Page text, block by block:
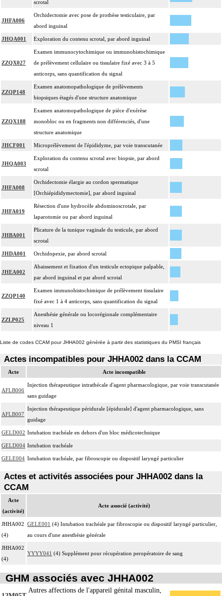
scrotal
JHFA006
Orchidectomie avec pose de prothèse testiculaire, par
abord inguinal
JHQA001 Exploration du contenu scrotal, par abord inguinal
ZZQX027
Examen immunocytochimique ou immunohistochimique
de prélèvement cellulaire ou tissulaire fixé avec 3 à 5
anticorps, sans quantification du signal
ZZQP148
Examen anatomopathologique de prélèvements
biopsiques étagés d'une structure anatomique
ZZQX188
Examen anatomopathologique de pièce d'exérèse
monobloc ou en fragments non différenciés, d'une
structure anatomique
JHCF001 Microprélèvement de l'épididyme, par voie transcutanée
JHQA003
Exploration du contenu scrotal avec biopsie, par abord
scrotal
JHFA008
Orchidectomie élargie au cordon spermatique
[Orchiépididymectomie], par abord inguinal
JHFA019
Résection d'une hydrocèle abdominoscrotale, par
laparotomie ou par abord inguinal
JHBA001
Plicature de la tunique vaginale du testicule, par abord
scrotal
JHDA001 Orchidopexie, par abord scrotal
JHEA002
Abaissement et fixation d'un testicule ectopique palpable,
par abord inguinal et par abord scrotal
ZZQP140
Examen immunohistochimique de prélèvement tissulaire
fixé avec 1 à 4 anticorps, sans quantification du signal
ZZLP025
Anesthésie générale ou locorégionale complémentaire
niveau 1
Liste de codes CCAM pour JHHA002 générée à partir des statistiques du PMSI français
Actes incompatibles pour JHHA002 dans la CCAM
Acte Acte incompatible
AFLB006
Injection thérapeutique intrathécale d'agent pharmacologique, par voie transcutanée
sans guidage
AFLB007
Injection thérapeutique péridurale [épidurale] d'agent pharmacologique, sans
guidage
GELD002 Intubation trachéale en dehors d'un bloc médicotechnique
GELD004 Intubation trachéale
GELE004 Intubation trachéale, par fibroscopie ou dispositif laryngé particulier
Actes et activités associées pour JHHA002 dans la
CCAM
Acte
(activité)
Acte associé (activité)
JHHA002
(4)
GELE001 (4) Intubation trachéale par fibroscopie ou dispositif laryngé particulier,
au cours d'une anesthésie générale
JHHA002
(4)
YYYY041 (4) Supplément pour récupération peropératoire de sang
GHM associés avec JHHA002
Autres affections de l'appareil génital masculin,